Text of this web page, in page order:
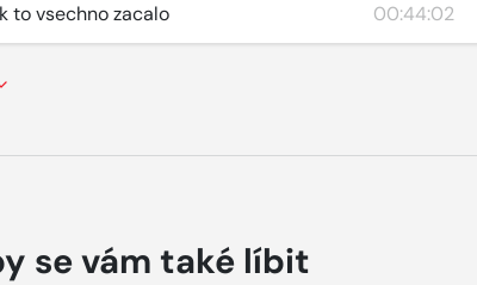
to vsechno zacalo 00:44:02
se vám také líbit